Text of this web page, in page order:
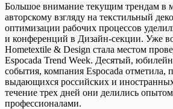
Большое внимание текущим трендам в
авторскому взгляду на текстильный
оптимизации рабочих процессов
и конференций в Дизайн-секции. Уже
Hometextile & Design стала местом
Espocada Trend Week. Десятый,
события, компания Espocada отметила,
выдающихся российских и
течение трех дней они делились
профессионалами.